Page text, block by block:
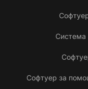
Система
Софтуер за